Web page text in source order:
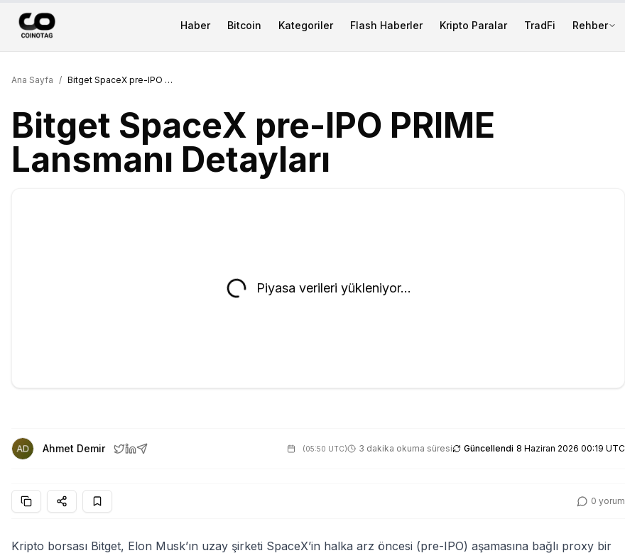
Haber Bitcoin Kategoriler Flash Haberler Kripto Paralar TradFi Rehber
Ana Sayfa / Bitget SpaceX pre-IPO PRIME Lansmanı Detayları
Bitget SpaceX pre-IPO PRIME
Lansmanı Detayları
Piyasa verileri yükleniyor...
Ahmet Demir (05:50 UTC) 3 dakika okuma süresi Güncellendi 8 Haziran 2026 00:19 UTC
0 yorum
Kripto borsası Bitget, Elon Musk’ın uzay şirketi SpaceX’in halka arz öncesi (pre-IPO) aşamasına bağlı proxy bir